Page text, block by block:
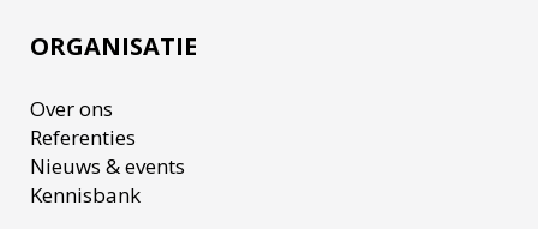
ORGANISATIE
Over ons
Referenties
Nieuws & events
Kennisbank